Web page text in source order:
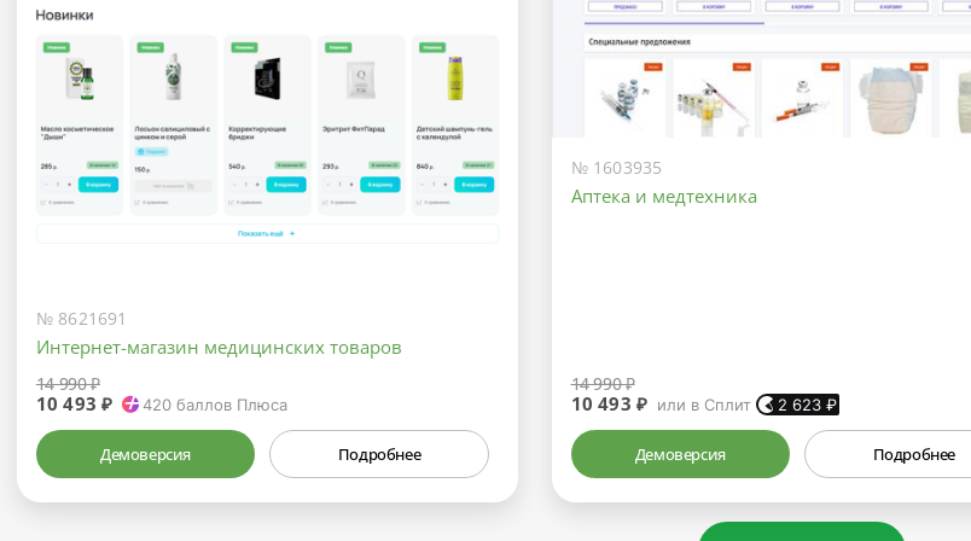
№ 8621691
Интернет-магазин медицинских товаров
14 990 ₽
10 493 ₽ 420 баллов Плюса
Демоверсия Подробнее
№ 1603935
Аптека и медтехника
14 990 ₽
10 493 ₽ или в Сплит 2 623 ₽
Демоверсия Подробнее